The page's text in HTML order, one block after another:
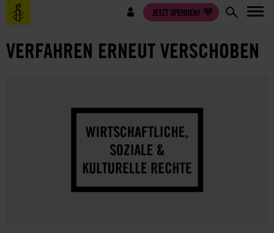
Direkt
zum
Benutzermenü JETZT SPENDEN!
VERFAHREN ERNEUT VERSCHOBEN